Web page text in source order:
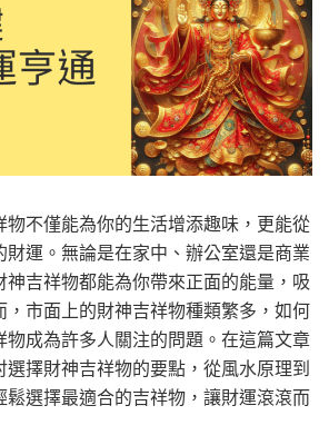
物不僅能為你的生活增添趣味，更能從
財運。無論是在家中、辦公室還是商業
神吉祥物都能為你帶來正面的能量，吸
，市面上的財神吉祥物種類繁多，如何
物成為許多人關注的問題。在這篇文章
擇財神吉祥物的要點，從風水原理到
鬆選擇最適合的吉祥物，讓財運滾滾而